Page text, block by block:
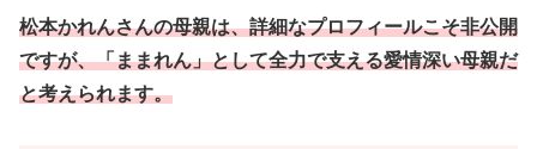
松本かれんさんの母親は、詳細なプロフィールこそ非公開
ですが、「ままれん」として全力で支える愛情深い母親だ
と考えられます。